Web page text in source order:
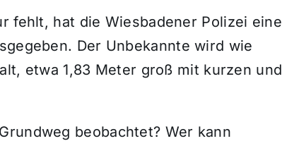
fehlt, hat die Wiesbadener Polizei eine
Der Unbekannte wird wie
etwa 1,83 Meter groß mit kurzen und
beobachtet? Wer kann